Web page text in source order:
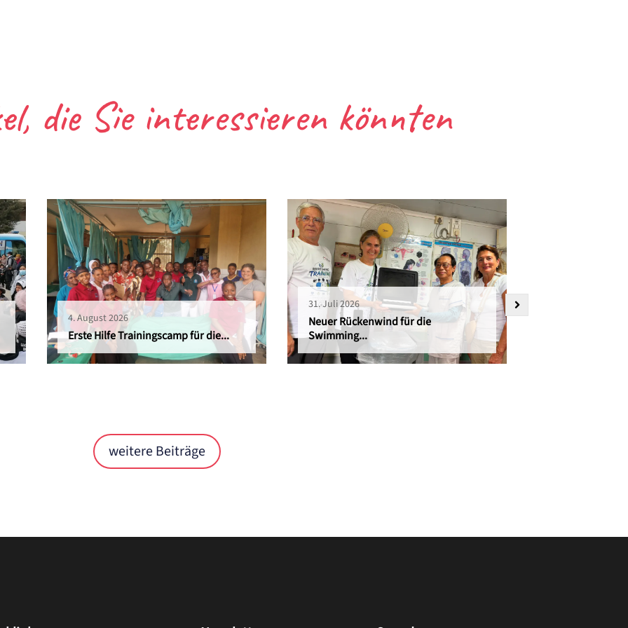
die Sie interessieren könnten
4. August 2026
Erste Hilfe Trainingscamp für die...
31. Juli 2026
Neuer Rückenwind für die
Swimming...
weitere Beiträge